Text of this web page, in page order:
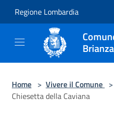
Regione Lombardia
Brianza
Home > Vivere il Comune >
Chiesetta della Caviana